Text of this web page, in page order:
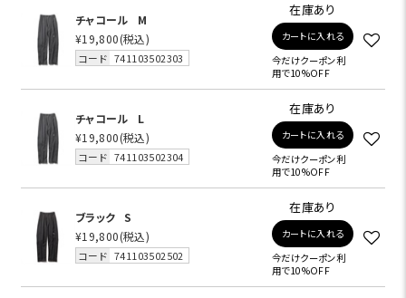
チャコール
M
¥19,800(税込)
コード 741103502303
在庫あり
カートに入れる
今だけクーポン利
用で10%OFF
チャコール
L
¥19,800(税込)
コード 741103502304
在庫あり
カートに入れる
今だけクーポン利
用で10%OFF
ブラック
S
¥19,800(税込)
コード 741103502502
在庫あり
カートに入れる
今だけクーポン利
用で10%OFF